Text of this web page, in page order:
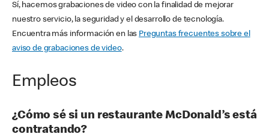
Sí, hacemos grabaciones de video con la finalidad de mejorar
nuestro servicio, la seguridad y el desarrollo de tecnología.
Encuentra más información en las Preguntas frecuentes sobre el
aviso de grabaciones de video.
Empleos
¿Cómo sé si un restaurante McDonald’s está
contratando?